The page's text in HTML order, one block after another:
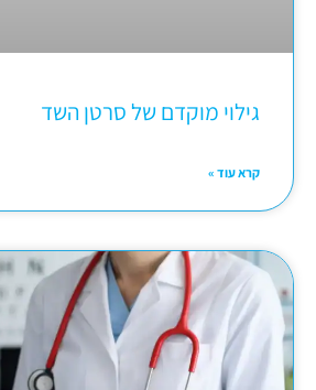
גילוי מוקדם של סרטן השד
קרא עוד »